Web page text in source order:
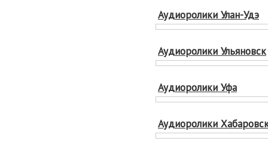
Аудиоролики Улан-Удэ
Аудиоролики Ульяновск
Аудиоролики Уфа
Аудиоролики